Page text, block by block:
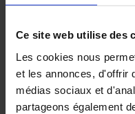
Ce site web utilise des
Les cookies nous
et les annonces, d'offrir
médias sociaux et
partageons également
de